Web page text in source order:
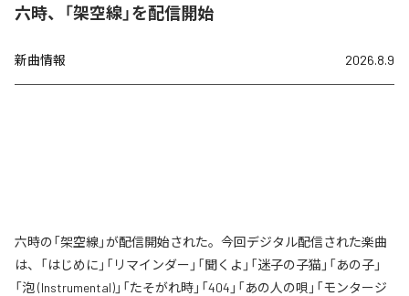
六時、「架空線」を配信開始
新曲情報 2026.8.9
六時の「架空線」が配信開始された。今回デジタル配信された楽曲
は、「はじめに」「リマインダー」「聞くよ」「迷子の子猫」「あの子」
「泡 (Instrumental)」「たそがれ時」「404」「あの人の唄」「モンタージ